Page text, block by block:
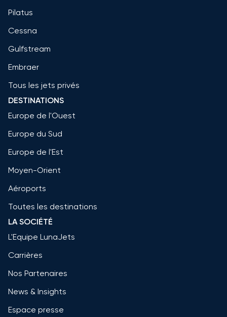
Pilatus
Cessna
Gulfstream
Embraer
Tous les jets privés
DESTINATIONS
Europe de l'Ouest
Europe du Sud
Europe de l'Est
Moyen-Orient
Aéroports
Toutes les destinations
LA SOCIÉTÉ
L'Equipe LunaJets
Carrières
Nos Partenaires
News & Insights
Espace presse